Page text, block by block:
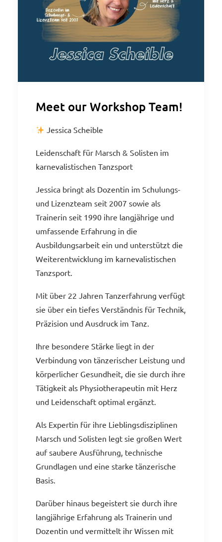
Meet our Workshop Team!
Jessica Scheible
Leidenschaft für Marsch & Solisten im
karnevalistischen Tanzsport
Jessica bringt als Dozentin im Schulungs-
und Lizenzteam seit 2007 sowie als
Trainerin seit 1990 ihre langjährige und
umfassende Erfahrung in die
Ausbildungsarbeit ein und unterstützt die
Weiterentwicklung im karnevalistischen
Tanzsport.
Mit über 22 Jahren Tanzerfahrung verfügt
sie über ein tiefes Verständnis für Technik,
Präzision und Ausdruck im Tanz.
Ihre besondere Stärke liegt in der
Verbindung von tänzerischer Leistung und
körperlicher Gesundheit, die sie durch ihre
Tätigkeit als Physiotherapeutin mit Herz
und Leidenschaft optimal ergänzt.
Als Expertin für ihre Lieblingsdisziplinen
Marsch und Solisten legt sie großen Wert
auf saubere Ausführung, technische
Grundlagen und eine starke tänzerische
Basis.
Darüber hinaus begeistert sie durch ihre
langjährige Erfahrung als Trainerin und
Dozentin und vermittelt ihr Wissen mit